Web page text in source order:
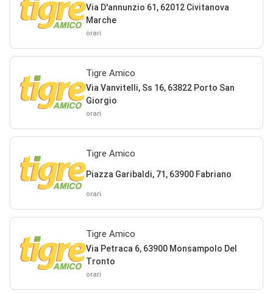
Via D'annunzio 61, 62012 Civitanova
Marche
orari
Tigre Amico
Via Vanvitelli, Ss 16, 63822 Porto San
Giorgio
orari
Tigre Amico
Piazza Garibaldi, 71, 63900 Fabriano
orari
Tigre Amico
Via Petraca 6, 63900 Monsampolo Del
Tronto
orari